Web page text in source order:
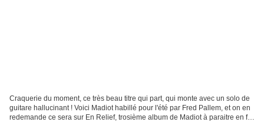
Craquerie du moment, ce très beau titre qui part, qui monte avec un solo de
guitare hallucinant ! Voici Madiot habillé pour l'été par Fred Pallem, et on en
redemande ce sera sur En Relief, trosième album de Madiot à paraitre en fin